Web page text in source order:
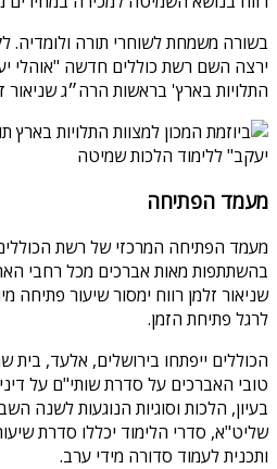
בשורה משמחת לשוחרי תורה
ירצה השם רשת כוללים חדשה "אוהלי
התלויות בארץ' בראשות הרה״ג שניאור
מעמד הפתיחה
מעמד הפתיחה המרכזי של רשת
בהשתתפות מאות אברכים מכל רחבי
שניאור זלמן רווח ימסור שיעור פתיחה
לרגל פתיחת הזמן.
הכוללים ייפתחו בירושלים, אלעד,
טובי האברכים על סדרת שותי"ם על
בעיון, הלכות וסוגיות הנוגעות לשנה
שליט"א, סדרי הלימוד יכללו סדרת
ותכנית לעמוד סדורה מידי ערב.